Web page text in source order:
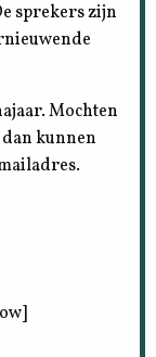
sprekers zijn
Mochten
kunnen